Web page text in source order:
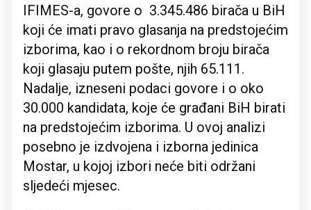
IFIMES-a, govore o 3.345.486 birača u BiH
koji će imati pravo glasanja na predstojećim
izborima, kao i o rekordnom broju birača
koji glasaju putem pošte, njih 65.111.
Nadalje, izneseni podaci govore i o oko
30.000 kandidata, koje će građani BiH birati
na predstojećim izborima. U ovoj analizi
posebno je izdvojena i izborna jedinica
Mostar, u kojoj izbori neće biti održani
sljedeći mjesec.